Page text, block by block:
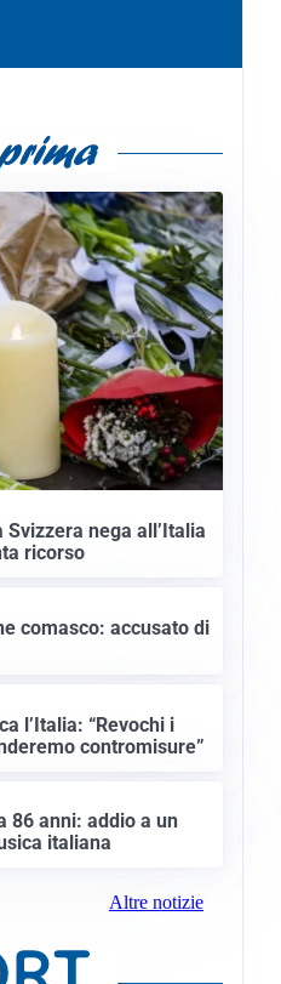
nega all’Italia
ricorso
comasco: accusato di
l’Italia: “Revochi i
contromisure”
86 anni: addio a un
italiana
Altre notizie